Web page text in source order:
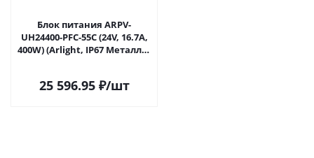
Блок питания ARPV-
UH24400-PFC-55C (24V, 16.7A,
400W) (Arlight, IP67 Металл, 5
25 596.95₽/шт